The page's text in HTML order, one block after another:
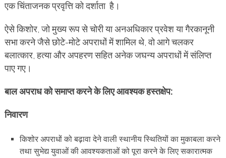
एक चिंताजनक प्रवृत्ति को दर्शाता है।
ऐसे किशोर, जो मुख्य रूप से चोरी या अनअधिकार प्रवेश या गैरकानूनी
सभा करने जैसे छोटे-मोटे अपराधों में शामिल थे, वो आगे चलकर
बलात्कार, हत्या और अपहरण सहित अनेक जघन्य अपराधों में संलिप्त
पाए गए।
बाल अपराध को समाप्त करने के लिए आवश्यक हस्तक्षेप:
निवारण
किशोर अपराधों को बढ़ावा देने वाली स्थानीय स्थितियों का मुकाबला करने
तथा सुभेद्य युवाओं की आवश्यकताओं कोपूरा करने के लिए सकारात्मक